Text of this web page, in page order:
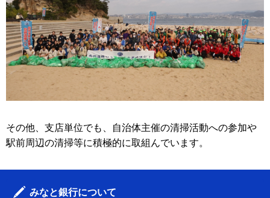
その他、支店単位でも、自治体主催の清掃活動への参加や
駅前周辺の清掃等に積極的に取組んでいます。
みなと銀行について